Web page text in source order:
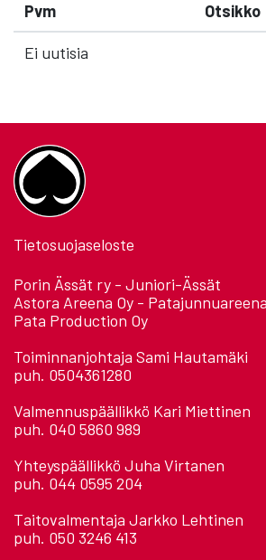
Pvm Otsikko
Ei uutisia
Tietosuojaseloste
Porin Ässät ry - Juniori-Ässät
Astora Areena Oy - Patajunnuareena
Pata Production Oy
Toiminnanjohtaja Sami Hautamäki
puh. 0504361280
Valmennuspäällikkö Kari Miettinen
puh. 040 5860 989
Yhteyspäällikkö Juha Virtanen
puh. 044 0595 204
Taitovalmentaja Jarkko Lehtinen
puh. 050 3246 413